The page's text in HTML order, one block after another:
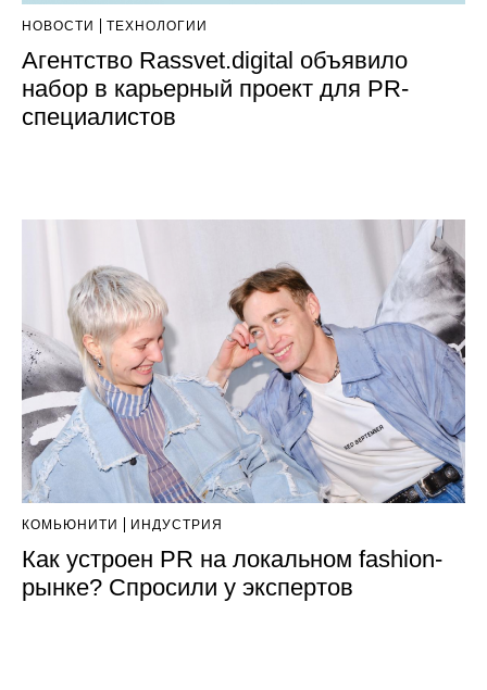
НОВОСТИ ТЕХНОЛОГИИ
Агентство Rassvet.digital объявило
набор в карьерный проект для PR-
специалистов
КОМЬЮНИТИ ИНДУСТРИЯ
Как устроен PR на локальном fashion-
рынке? Спросили у экспертов